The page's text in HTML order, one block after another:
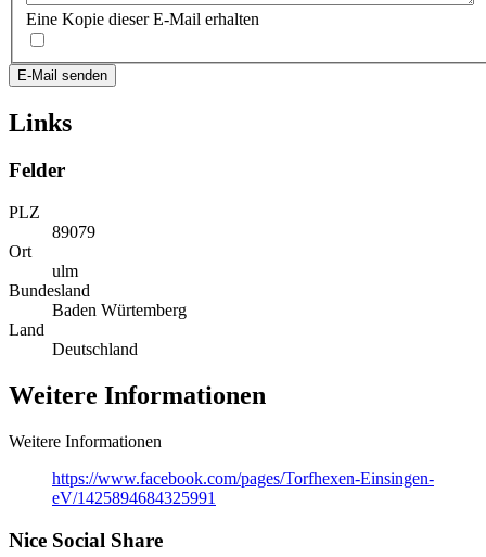
Eine Kopie dieser E-Mail erhalten
E-Mail senden
Links
Felder
PLZ
89079
Ort
ulm
Bundesland
Baden Würtemberg
Land
Deutschland
Weitere Informationen
Weitere Informationen
https://www.facebook.com/pages/Torfhexen-Einsingen-
eV/1425894684325991
Nice Social Share